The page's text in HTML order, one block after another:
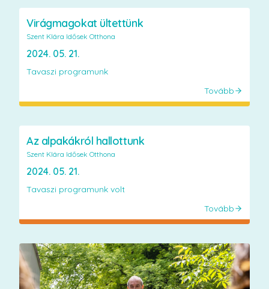
Virágmagokat ültettünk
Szent Klára Idősek Otthona
2024. 05. 21.
Tavaszi programunk
Tovább
Az alpakákról hallottunk
Szent Klára Idősek Otthona
2024. 05. 21.
Tavaszi programunk volt
Tovább